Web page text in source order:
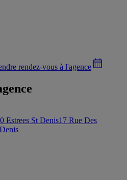
rendez-vous à l'agence
Estrees St Denis17 Rue Des